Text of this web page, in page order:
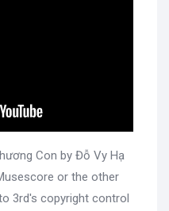
Con by Đỗ Vy Hạ
or the other
3rd's copyright control